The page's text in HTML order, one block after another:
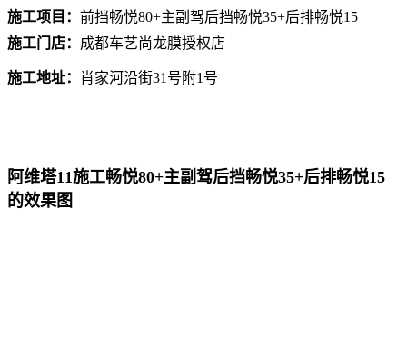
施工项目： 前挡畅悦80+主副驾后挡畅悦35+后排畅悦15
施工门店： 成都车艺尚龙膜授权店
施工地址： 肖家河沿街31号附1号
阿维塔11施工畅悦80+主副驾后挡畅悦35+后排畅悦15
的效果图